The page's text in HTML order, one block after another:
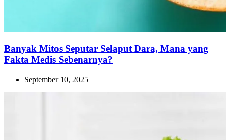
Banyak Mitos Seputar Selaput Dara, Mana yang
Fakta Medis Sebenarnya?
September 10, 2025